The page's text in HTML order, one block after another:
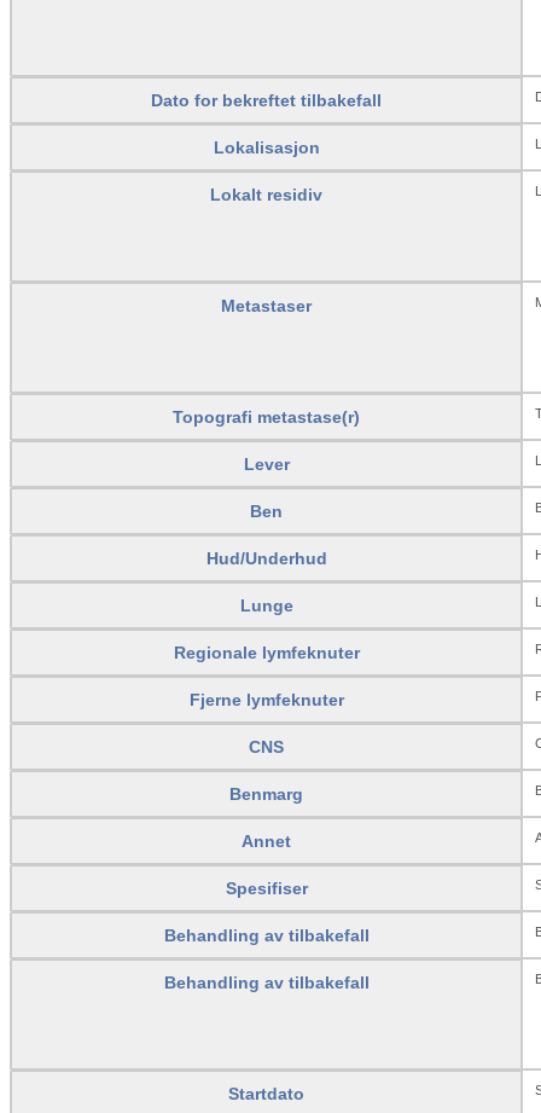
Dato for bekreftet tilbakefall
Lokalisasjon
Lokalt residiv
Metastaser
Topografi metastase(r)
Lever
Ben
Hud/Underhud
Lunge
Regionale lymfeknuter
Fjerne lymfeknuter
CNS
Benmarg
Annet
Spesifiser
Behandling av tilbakefall
Behandling av tilbakefall
Startdato